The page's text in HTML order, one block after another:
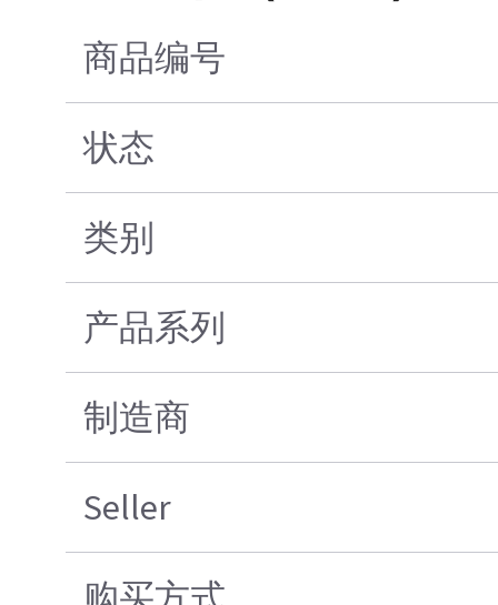
商品编号
状态
类别
产品系列
制造商
Seller